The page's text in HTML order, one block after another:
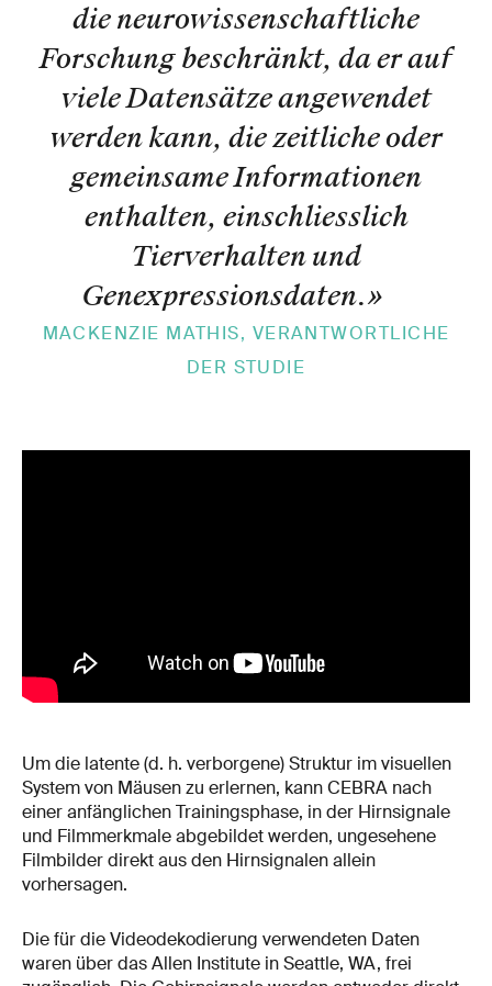
die neurowissenschaftliche
Forschung beschränkt, da er auf
viele Datensätze angewendet
werden kann, die zeitliche oder
gemeinsame Informationen
enthalten, einschliesslich
Tierverhalten und
Genexpressionsdaten.»
MACKENZIE MATHIS, VERANTWORTLICHE
DER STUDIE
Um die latente (d. h. verborgene) Struktur im visuellen
System von Mäusen zu erlernen, kann CEBRA nach
einer anfänglichen Trainingsphase, in der Hirnsignale
und Filmmerkmale abgebildet werden, ungesehene
Filmbilder direkt aus den Hirnsignalen allein
vorhersagen.
Die für die Videodekodierung verwendeten Daten
waren über das Allen Institute in Seattle, WA, frei